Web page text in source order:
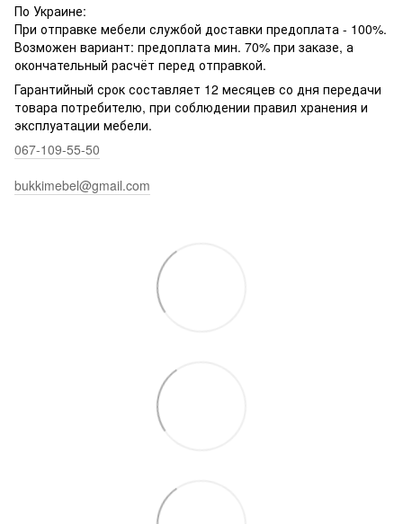
По Украине:
При отправке мебели службой доставки предоплата - 100%.
Возможен вариант: предоплата мин. 70% при заказе, а
окончательный расчёт перед отправкой.
Гарантийный срок составляет 12 месяцев со дня передачи
товара потребителю, при соблюдении правил хранения и
эксплуатации мебели.
067-109-55-50
bukkimebel@gmail.com